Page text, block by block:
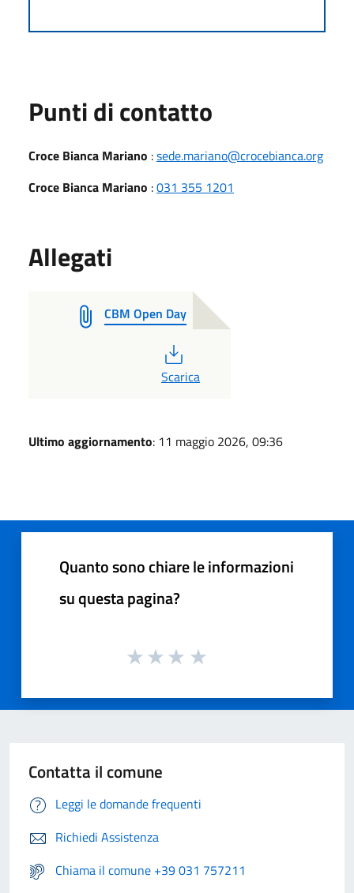
Punti di contatto
Croce Bianca Mariano :sede.mariano@crocebianca.org
Croce Bianca Mariano :031 355 1201
Allegati
CBM Open Day
PDF
Scarica
Ultimo aggiornamento: 11 maggio 2026, 09:36
Quanto sono chiare le informazioni
su questa pagina?
Contatta il comune
Leggi le domande frequenti
Richiedi Assistenza
Chiama il comune +39 031 757211